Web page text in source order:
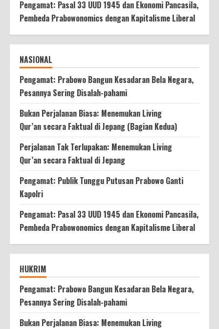
Pengamat: Pasal 33 UUD 1945 dan Ekonomi Pancasila,
Pembeda Prabowonomics dengan Kapitalisme Liberal
NASIONAL
Pengamat: Prabowo Bangun Kesadaran Bela Negara,
Pesannya Sering Disalah-pahami
Bukan Perjalanan Biasa: Menemukan Living
Qur’an secara Faktual di Jepang (Bagian Kedua)
Perjalanan Tak Terlupakan: Menemukan Living
Qur’an secara Faktual di Jepang
Pengamat: Publik Tunggu Putusan Prabowo Ganti
Kapolri
Pengamat: Pasal 33 UUD 1945 dan Ekonomi Pancasila,
Pembeda Prabowonomics dengan Kapitalisme Liberal
HUKRIM
Pengamat: Prabowo Bangun Kesadaran Bela Negara,
Pesannya Sering Disalah-pahami
Bukan Perjalanan Biasa: Menemukan Living